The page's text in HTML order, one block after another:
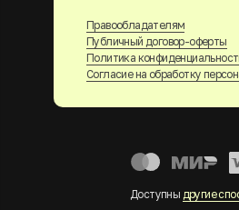
Правообладателям
Публичный договор-оферты
Политика
Согласие на обработку
Доступны другие